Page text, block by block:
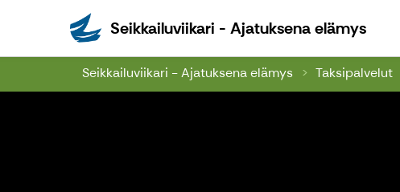
Seikkailuviikari - Ajatuksena elämys
Seikkailuviikari - Ajatuksena elämys Taksipalvelut